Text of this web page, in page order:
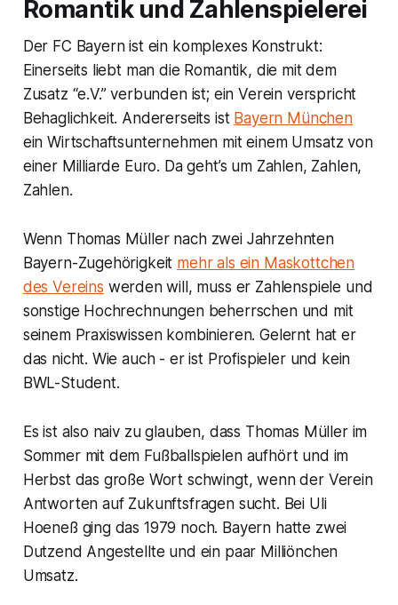
Romantik und Zahlenspielerei
Der FC Bayern ist ein komplexes Konstrukt:
Einerseits liebt man die Romantik, die mit dem
Zusatz “e.V.” verbunden ist; ein Verein verspricht
Behaglichkeit. Andererseits ist Bayern München
ein Wirtschaftsunternehmen mit einem Umsatz von
einer Milliarde Euro. Da geht’s um Zahlen, Zahlen,
Zahlen.
Wenn Thomas Müller nach zwei Jahrzehnten
Bayern-Zugehörigkeit mehr als ein Maskottchen
des Vereins werden will, muss er Zahlenspiele und
sonstige Hochrechnungen beherrschen und mit
seinem Praxiswissen kombinieren. Gelernt hat er
das nicht. Wie auch - er ist Profispieler und kein
BWL-Student.
Es ist also naiv zu glauben, dass Thomas Müller im
Sommer mit dem Fußballspielen aufhört und im
Herbst das große Wort schwingt, wenn der Verein
Antworten auf Zukunftsfragen sucht. Bei Uli
Hoeneß ging das 1979 noch. Bayern hatte zwei
Dutzend Angestellte und ein paar Milliönchen
Umsatz.